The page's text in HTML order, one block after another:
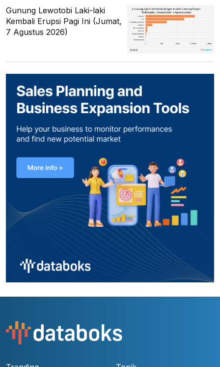
Gunung Lewotobi Laki-laki
Kembali Erupsi Pagi Ini (Jumat,
7 Agustus 2026)